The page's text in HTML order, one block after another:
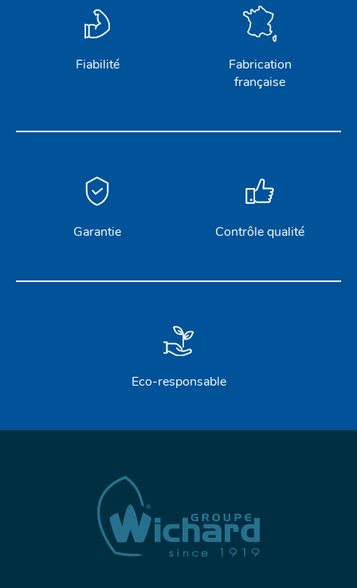
Fiabilité
Fabrication
française
Garantie Contrôle qualité
Eco-responsable